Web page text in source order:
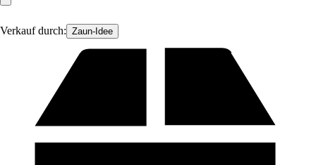
Verkauf durch: Zaun-Idee